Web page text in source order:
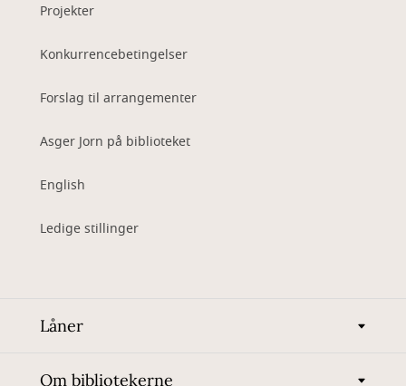
Projekter
Konkurrencebetingelser
Forslag til arrangementer
Asger Jorn på biblioteket
English
Ledige stillinger
Låner
Om bibliotekerne